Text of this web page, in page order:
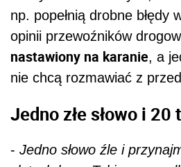
np. popełnią drobne błędy
opinii przewoźników
nastawiony na karanie, a
nie chcą rozmawiać z
Jedno złe słowo i 20
- Jedno słowo źle i